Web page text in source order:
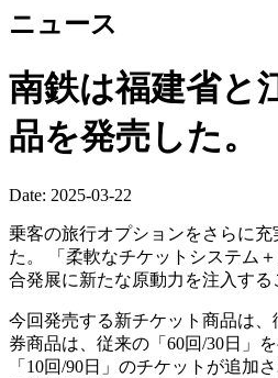
ニュース
南鉄は福建省と
品を発売した。
Date: 2025-03-22
乗客の旅行オプションをさらに
た。 「柔軟なチケットシステム
合発展に新たな原動力を注入する
今回発売する新チケット商品は
券商品は、従来の「60回/30日」
「10回/90日」のチケットが追